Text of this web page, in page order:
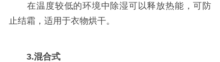
在温度较低的环境中除湿可以释放热能，可防
止结霜，适用于衣物烘干。
3.混合式